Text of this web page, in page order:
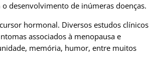
desenvolvimento de inúmeras doenças.
hormonal. Diversos estudos clínicos
associados à menopausa e
memória, humor, entre muitos